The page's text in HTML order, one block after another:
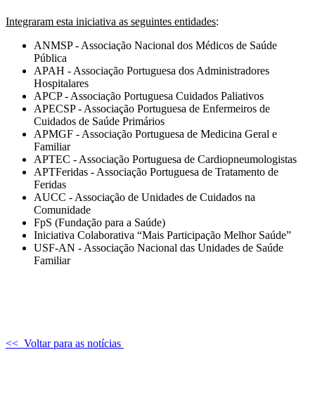
Integraram esta iniciativa as seguintes entidades:
ANMSP - Associação Nacional dos Médicos de Saúde
Pública
APAH - Associação Portuguesa dos Administradores
Hospitalares
APCP - Associação Portuguesa Cuidados Paliativos
APECSP - Associação Portuguesa de Enfermeiros de
Cuidados de Saúde Primários
APMGF - Associação Portuguesa de Medicina Geral e
Familiar
APTEC - Associação Portuguesa de Cardiopneumologistas
APTFeridas - Associação Portuguesa de Tratamento de
Feridas
AUCC - Associação de Unidades de Cuidados na
Comunidade
FpS (Fundação para a Saúde)
Iniciativa Colaborativa “Mais Participação Melhor Saúde”
USF-AN - Associação Nacional das Unidades de Saúde
Familiar
<< Voltar para as notícias